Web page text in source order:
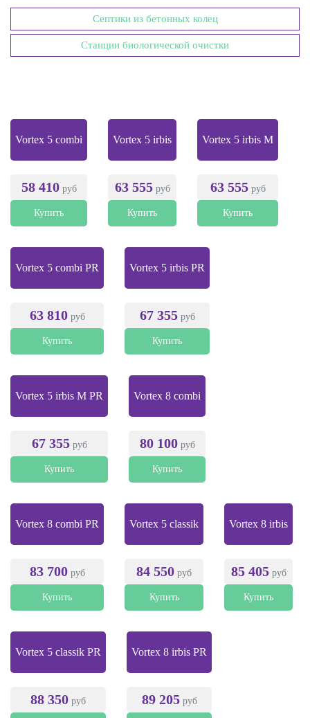
Септики из бетонных колец
Станции биологической очистки
Vortex 5 combi
58 410руб
Купить
Vortex 5 irbis
63 555руб
Купить
Vortex 5 irbis M
63 555руб
Купить
Vortex 5 combi PR
63 810руб
Купить
Vortex 5 irbis PR
67 355руб
Купить
Vortex 5 irbis M PR
67 355руб
Купить
Vortex 8 combi
80 100руб
Купить
Vortex 8 combi PR
83 700руб
Купить
Vortex 5 classik
84 550 руб
Купить
Vortex 8 irbis
85 405руб
Купить
Vortex 5 classik PR
88 350 руб
Vortex 8 irbis PR
89 205руб